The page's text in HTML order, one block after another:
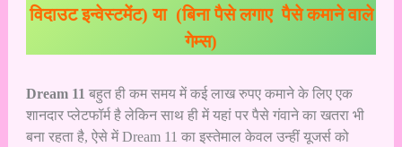
विदाउट इन्वेस्टमेंट) या (बिना पैसे लगाए पैसे कमाने वाले
गेम्स)
Dream 11 बहुत ही कम समय में कई लाख रुपए कमाने के लिए एक
शानदार प्लेटफॉर्म है लेकिन साथ ही में यहां पर पैसे गंवाने का खतरा भी
बना रहता है, ऐसे में Dream 11 का इस्तेमाल केवल उन्हीं यूजर्स को